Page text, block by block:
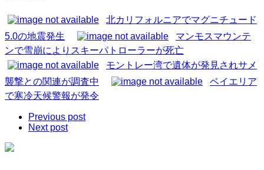
北カリフォルニアでマグニチュード
5.0の地震発生
マンモスマウンテ
ンで雪崩によりスキーパトローラーが死亡
モントレー湾で遺体が発見されサメ
襲撃との関連が調査中
ベイエリア
で寒冷天候警報が発令
Previous post
Next post